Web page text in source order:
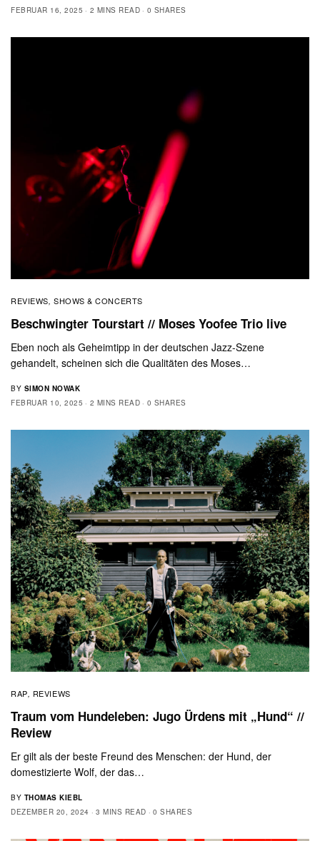
FEBRUAR 16, 2025
2 MINS READ 0 SHARES
REVIEWS, SHOWS & CONCERTS
Beschwingter Tourstart // Moses Yoofee Trio live
Eben noch als Geheimtipp in der deutschen Jazz-Szene
gehandelt, scheinen sich die Qualitäten des Moses…
BY SIMON NOWAK
FEBRUAR 10, 2025
2 MINS READ 0 SHARES
RAP, REVIEWS
Traum vom Hundeleben: Jugo Ürdens mit „Hund“ //
Review
Er gilt als der beste Freund des Menschen: der Hund, der
domestizierte Wolf, der das…
BY THOMAS KIEBL
DEZEMBER 20, 2024
3 MINS READ 0 SHARES